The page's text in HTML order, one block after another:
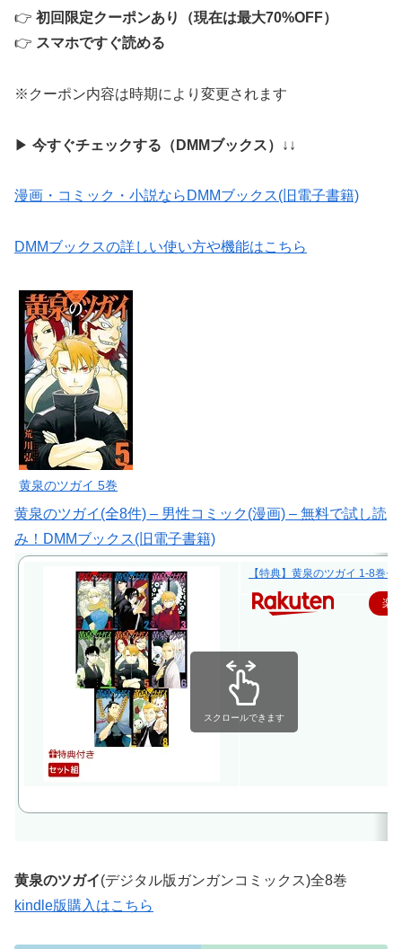
👉 初回限定クーポンあり（現在は最大70%OFF）
👉 スマホですぐ読める
※クーポン内容は時期により変更されます
▶ 今すぐチェックする（DMMブックス） ↓↓
漫画・コミック・小説ならDMMブックス(旧電子書籍)
DMMブックスの詳しい使い方や機能はこちら
黄泉のツガイ 5巻
黄泉のツガイ(全8件) – 男性コミック(漫画) – 無料で試し読
み！DMMブックス(旧電子書籍)
【特典】黄泉のツガイ 1-8巻
楽
スクロールできます
黄泉のツガイ(デジタル版ガンガンコミックス)全8巻
kindle版購入はこちら